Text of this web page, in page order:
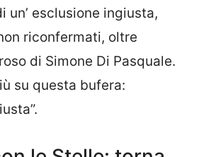
un’ esclusione ingiusta,
riconfermati, oltre
di Simone Di Pasquale.
su questa bufera: